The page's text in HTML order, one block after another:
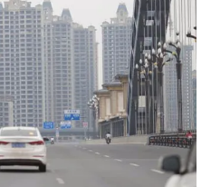
Podcast
Infographic
Shorts video